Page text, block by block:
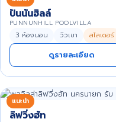
ปันนันฮิลล์
PUNNUNHILL POOLVILLA
3 ห้องนอน วิวเขา สไลเดอร์
ดูรายละเอียด
แนะนำ
ลิฟวิ่งฮัท